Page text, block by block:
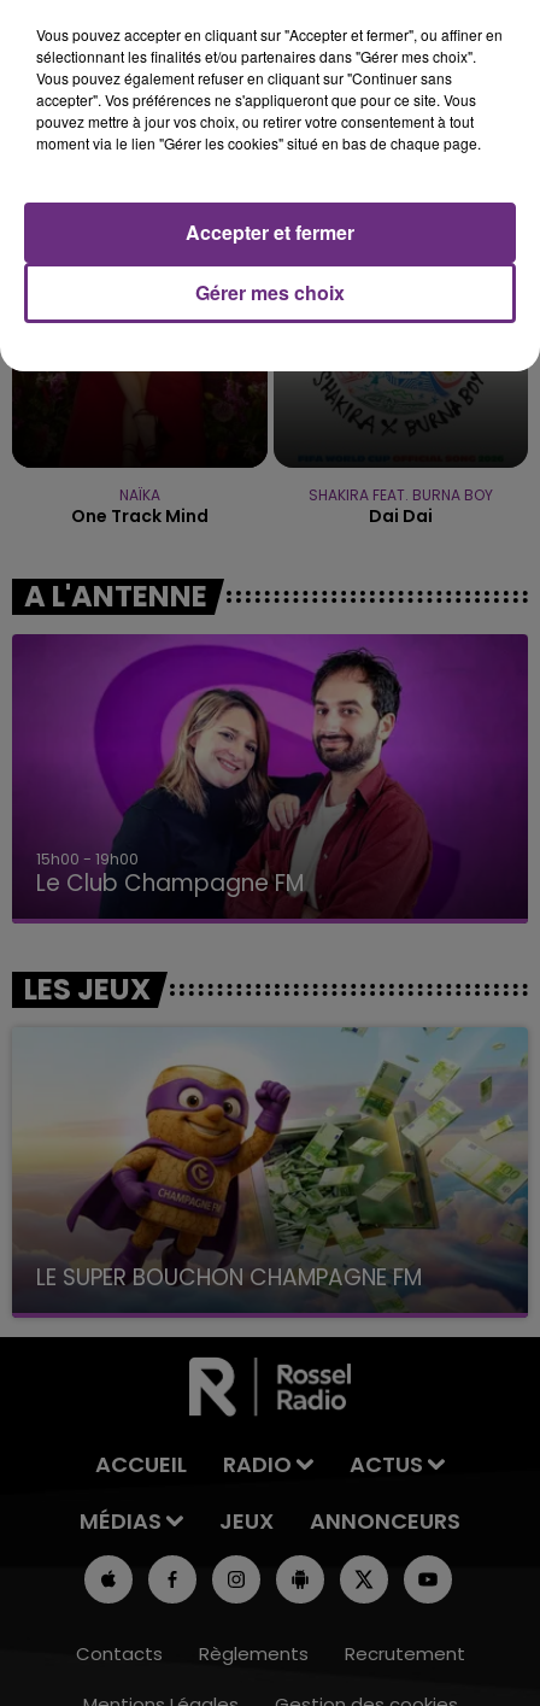
NAÏKA
One Track Mind
SHAKIRA FEAT. BURNA BOY
Dai Dai
A L'ANTENNE
15h00 - 19h00
Le Club Champagne FM
LES JEUX
LE SUPER BOUCHON CHAMPAGNE FM
avec La Famille Champagne FM, à 8H10
ACCUEIL RADIO
ACTUS
MÉDIAS
JEUX ANNONCEURS
Contacts Règlements
Recrutement
Vous pouvez accepter en cliquant sur "Accepter et fermer", ou affiner en
sélectionnant les finalités et/ou partenaires dans "Gérer mes choix".
Vous pouvez également refuser en cliquant sur "Continuer sans
accepter". Vos préférences ne s'appliqueront que pour ce site. Vous
pouvez mettre à jour vos choix, ou retirer votre consentement à tout
moment via le lien "Gérer les cookies" situé en bas de chaque page.
Gérer mes choix
Accepter et fermer